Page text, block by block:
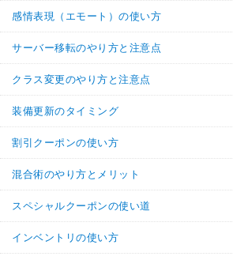
感情表現（エモート）の使い方
サーバー移転のやり方と注意点
クラス変更のやり方と注意点
装備更新のタイミング
割引クーポンの使い方
混合術のやり方とメリット
スペシャルクーポンの使い道
インベントリの使い方